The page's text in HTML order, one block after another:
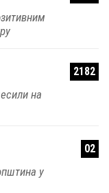
2182
на
02
у